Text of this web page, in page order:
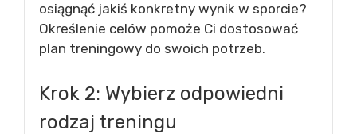
osiągnąć jakiś konkretny wynik w sporcie?
Określenie celów pomoże Ci dostosować
plan treningowy do swoich potrzeb.
Krok 2: Wybierz odpowiedni
rodzaj treningu